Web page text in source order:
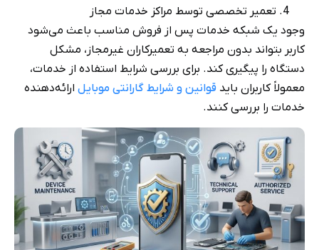
تعمیر تخصصی توسط مراکز خدمات مجاز
وجود یک شبکه خدمات پس از فروش مناسب باعث می‌شود
کاربر بتواند بدون مراجعه به تعمیرکاران غیرمجاز، مشکل
دستگاه را پیگیری کند. برای بررسی شرایط استفاده از خدمات،
معمولاً کاربران باید قوانین و شرایط گارانتی موبایل ارائه‌دهنده
خدمات را بررسی کنند.